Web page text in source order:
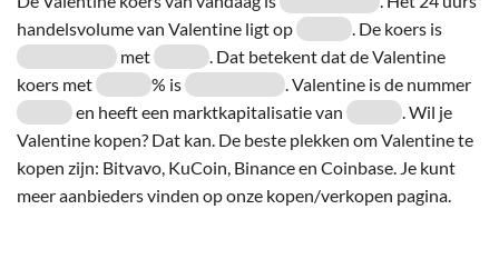
handelsvolume van Valentine ligt op
. De koers is
met
. Dat betekent dat de Valentine
koers met
% is
. Valentine is de nummer
en heeft een marktkapitalisatie van
. Wil je
Valentine kopen? Dat kan. De beste plekken om Valentine te
kopen zijn: Bitvavo, KuCoin, Binance en Coinbase. Je kunt
meer aanbieders vinden op onze kopen/verkopen pagina.